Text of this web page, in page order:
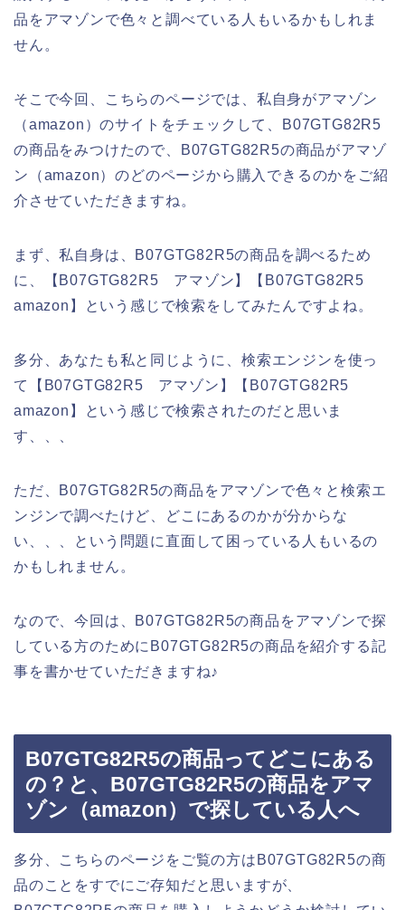
品をアマゾンで色々と調べている人もいるかもしれま
せん。
そこで今回、こちらのページでは、私自身がアマゾン
（amazon）のサイトをチェックして、B07GTG82R5
の商品をみつけたので、B07GTG82R5の商品がアマゾ
ン（amazon）のどのページから購入できるのかをご紹
介させていただきますね。
まず、私自身は、B07GTG82R5の商品を調べるため
に、【B07GTG82R5 アマゾン】【B07GTG82R5
amazon】という感じで検索をしてみたんですよね。
多分、あなたも私と同じように、検索エンジンを使っ
て【B07GTG82R5 アマゾン】【B07GTG82R5
amazon】という感じで検索されたのだと思いま
す、、、
ただ、B07GTG82R5の商品をアマゾンで色々と検索エ
ンジンで調べたけど、どこにあるのかが分からな
い、、、という問題に直面して困っている人もいるの
かもしれません。
なので、今回は、B07GTG82R5の商品をアマゾンで探
している方のためにB07GTG82R5の商品を紹介する記
事を書かせていただきますね♪
B07GTG82R5の商品ってどこにある
の？と、B07GTG82R5の商品をアマ
ゾン（amazon）で探している人へ
多分、こちらのページをご覧の方はB07GTG82R5の商
品のことをすでにご存知だと思いますが、